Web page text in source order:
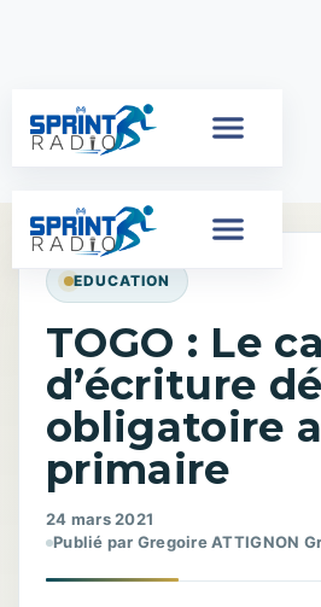
EDUCATION
TOGO : Le
d’écriture
obligatoire
primaire
24 mars 2021
Publié par Gregoire ATTIGNON